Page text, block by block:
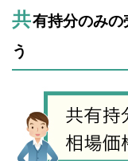
のサイトと選び方のポ
す。
共有持分のみの
う